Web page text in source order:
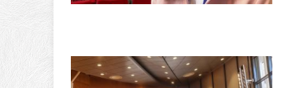
ЛЕНТА НОВОСТЕЙ